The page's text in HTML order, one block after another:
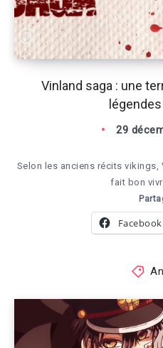
Vinland saga : une
29
Selon les anciens récits vikings,
fait bon
Facebook